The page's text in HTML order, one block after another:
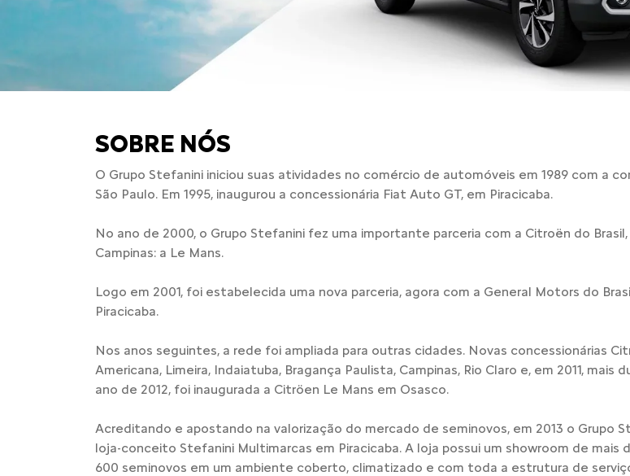
SOBRE NÓS
O Grupo Stefanini iniciou suas atividades no comércio de automóveis em 1989 com a
São Paulo. Em 1995, inaugurou a concessionária Fiat Auto GT, em Piracicaba.
No ano de 2000, o Grupo Stefanini fez uma importante parceria com a Citroën do
Campinas: a Le Mans.
Logo em 2001, foi estabelecida uma nova parceria, agora com a General Motors do
Piracicaba.
Nos anos seguintes, a rede foi ampliada para outras cidades. Novas concessionárias
Americana, Limeira, Indaiatuba, Bragança Paulista, Campinas, Rio Claro e, em 2011,
ano de 2012, foi inaugurada a Citröen Le Mans em Osasco.
Acreditando e apostando na valorização do mercado de seminovos, em 2013 o Grupo
loja-conceito Stefanini Multimarcas em Piracicaba. A loja possui um showroom de
600 seminovos em um ambiente coberto, climatizado e com toda a estrutura de